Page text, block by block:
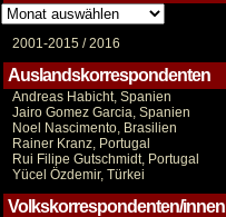
Archiv
2001-2015 /2016
Auslandskorrespondenten
Andreas Habicht, Spanien
Jairo Gomez Garcia, Spanien
Noel Nascimento, Brasilien
Rainer Kranz, Portugal
Rui Filipe Gutschmidt, Portugal
Yücel Özdemir, Türkei
Volkskorrespondenten/innen